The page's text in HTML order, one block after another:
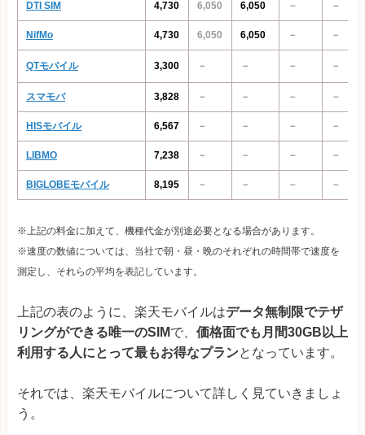
DTI SIM 4,730 6,050 6,050 － －
NifMo 4,730 6,050 6,050 － －
QTモバイル 3,300 － － － －
スマモバ 3,828 － － － －
HISモバイル 6,567 － － － －
LIBMO 7,238 － － － －
BIGLOBEモバイル 8,195 － － － －
※上記の料金に加えて、機種代金が別途必要となる場合があります。
※速度の数値については、当社で朝・昼・晩のそれぞれの時間帯で速度を
測定し、それらの平均を表記しています。
上記の表のように、楽天モバイルはデータ無制限でテザ
リングができる唯一のSIMで、 価格面でも月間30GB以上
利用する人にとって最もお得なプランとなっています。
それでは、楽天モバイルについて詳しく見ていきましょ
う。